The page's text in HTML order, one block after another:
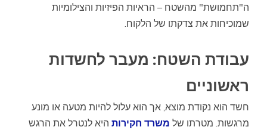
ה"תחמושת" מהשטח – הראיות הפיזיות והצילומיות
שמוכיחות את צדקתו של הלקוח.
עבודת השטח: מעבר לחשדות
ראשוניים
חשד הוא נקודת מוצא, אך הוא עלול להיות מטעה או מונע
מרגשות. מטרתו של משרד חקירות היא לנטרל את הרגש